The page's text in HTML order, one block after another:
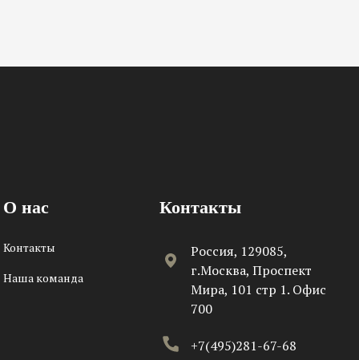
О нас
Контакты
Наша команда
Контакты
Россия, 129085,
г.Москва, Проспект
Мира, 101 стр 1. Офис
700
+7(495)281-67-68